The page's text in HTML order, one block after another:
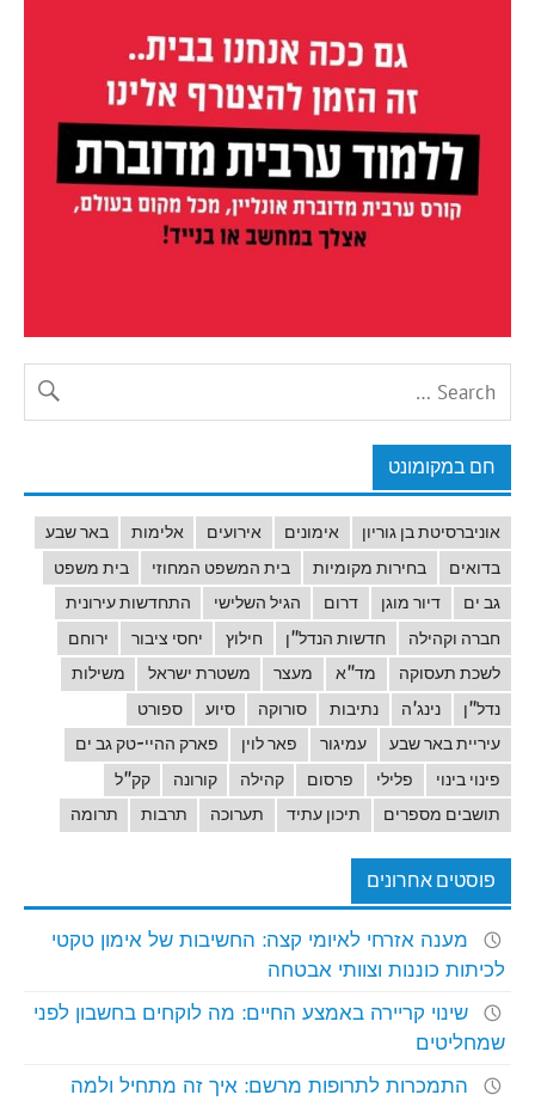
חם במקומונט
אוניברסיטת בן גוריון אימונים אירועים אלימות
באר שבע
בדואים
בחירות מקומיות בית המשפט המחוזי
בית משפט
גב ים
דיור מוגן דרום הגיל השלישי
התחדשות עירונית
חברה וקהילה
חדשות הנדל"ן חילוץ יחסי ציבור
ירוחם
לשכת תעסוקה
מד"א מעצר משטרת ישראל
משילות
נדל"ן
נינג'ה נתיבות סורוקה סיוע
ספורט
עיריית באר שבע
עמיגור פאר לוין
פארק ההיי-טק גב ים
פינוי בינוי
פלילי פרסום קהילה קורונה
קק"ל
תושבים מספרים
תיכון עתיד תערוכה תרבות תרומה
פוסטים אחרונים
מענה אזרחי לאיומי קצה: החשיבות של אימון טקטי
לכיתות כוננות וצוותי אבטחה
שינוי קריירה באמצע החיים: מה לוקחים בחשבון לפני
שמחליטים
התמכרות לתרופות מרשם: איך זה מתחיל ולמה